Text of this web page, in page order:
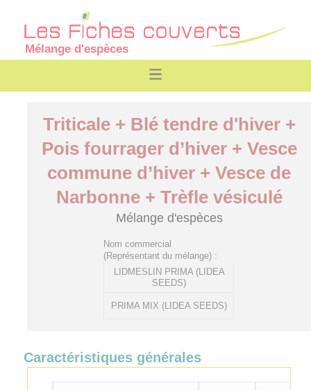
Mélange d'espèces
Triticale + Blé tendre d'hiver +
Pois fourrager d’hiver + Vesce
commune d’hiver + Vesce de
Narbonne + Trèfle vésiculé
Mélange d'espèces
Nom commercial
(Représentant du mélange) :
LIDMESLIN PRIMA (LIDEA
SEEDS)
PRIMA MIX (LIDEA SEEDS)
Caractéristiques générales